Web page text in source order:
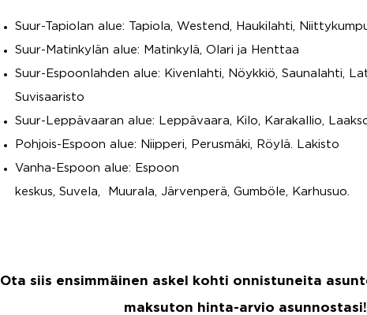
Suur-Tapiolan alue: Tapiola, Westend, Haukilahti,
Suur-Matinkylän alue: Matinkylä, Olari ja Henttaa
Suur-Espoonlahden alue: Kivenlahti, Nöykkiö, Saunalahti,
Suvisaaristo
Suur-Leppävaaran alue: Leppävaara, Kilo, Karakallio,
Pohjois-Espoon alue: Niipperi, Perusmäki, Röylä. Lakisto
Vanha-Espoon alue: Espoon
keskus, Suvela, Muurala, Järvenperä, Gumböle, Karhusuo.
Ota siis ensimmäinen askel kohti onnistuneita
maksuton hinta-arvio asunnostasi!